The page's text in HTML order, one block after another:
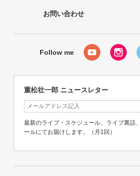
お問い合わせ
重松壮一郎 ニュースレター
最新のライブ・スケジュール、ライブ裏話
ールにてお届けします。（月1回）